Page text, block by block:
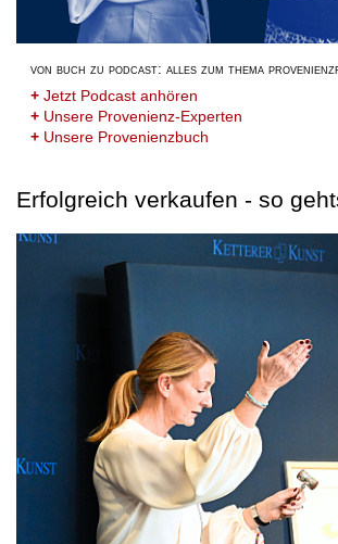
von buch zu podcast: alles zum thema
+Jetzt Podcast anhören
+Unsere Provenienz-Experten
+Unsere Provenienzbuch
Erfolgreich verkaufen - so